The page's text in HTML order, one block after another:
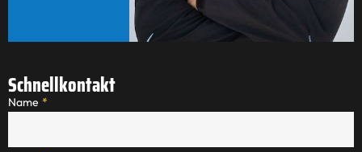
Schnellkontakt
Name *